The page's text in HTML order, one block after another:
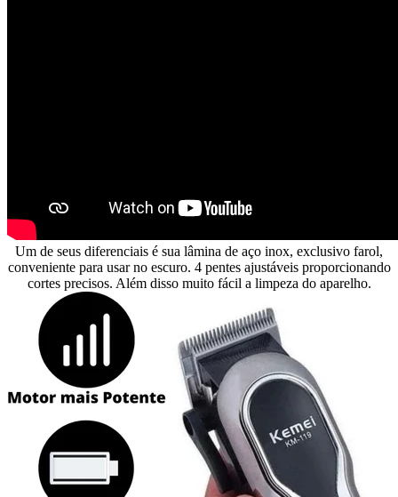
Um de seus diferenciais é sua lâmina de aço inox, exclusivo farol,
conveniente para usar no escuro. 4 pentes ajustáveis proporcionando
cortes precisos. Além disso muito fácil a limpeza do aparelho.